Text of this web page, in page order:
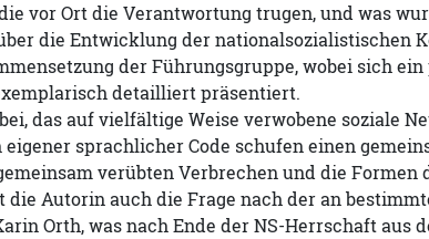
vor Ort die Verantwortung trugen, und was
die Entwicklung der nationalsozialistischen
der Führungsgruppe, wobei sich
detailliert präsentiert.
das auf vielfältige Weise verwobene soziale
sprachlicher Code schufen einen
verübten Verbrechen und die
Autorin auch die Frage nach der an
Orth, was nach Ende der NS-Herrschaft aus